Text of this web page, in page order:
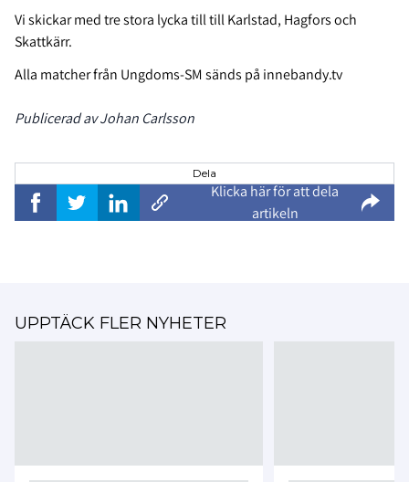
Vi skickar med tre stora lycka till till Karlstad, Hagfors och
Skattkärr.
Alla matcher från Ungdoms-SM sänds på innebandy.tv
Publicerad av Johan Carlsson
Dela
Klicka här för att dela
artikeln
UPPTÄCK FLER NYHETER